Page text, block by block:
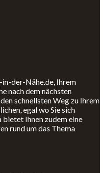
der-Nähe.de, Ihrem
nach dem nächsten
schnellsten Weg zu Ihrem
egal wo Sie sich
Ihnen zudem eine
rund um das Thema